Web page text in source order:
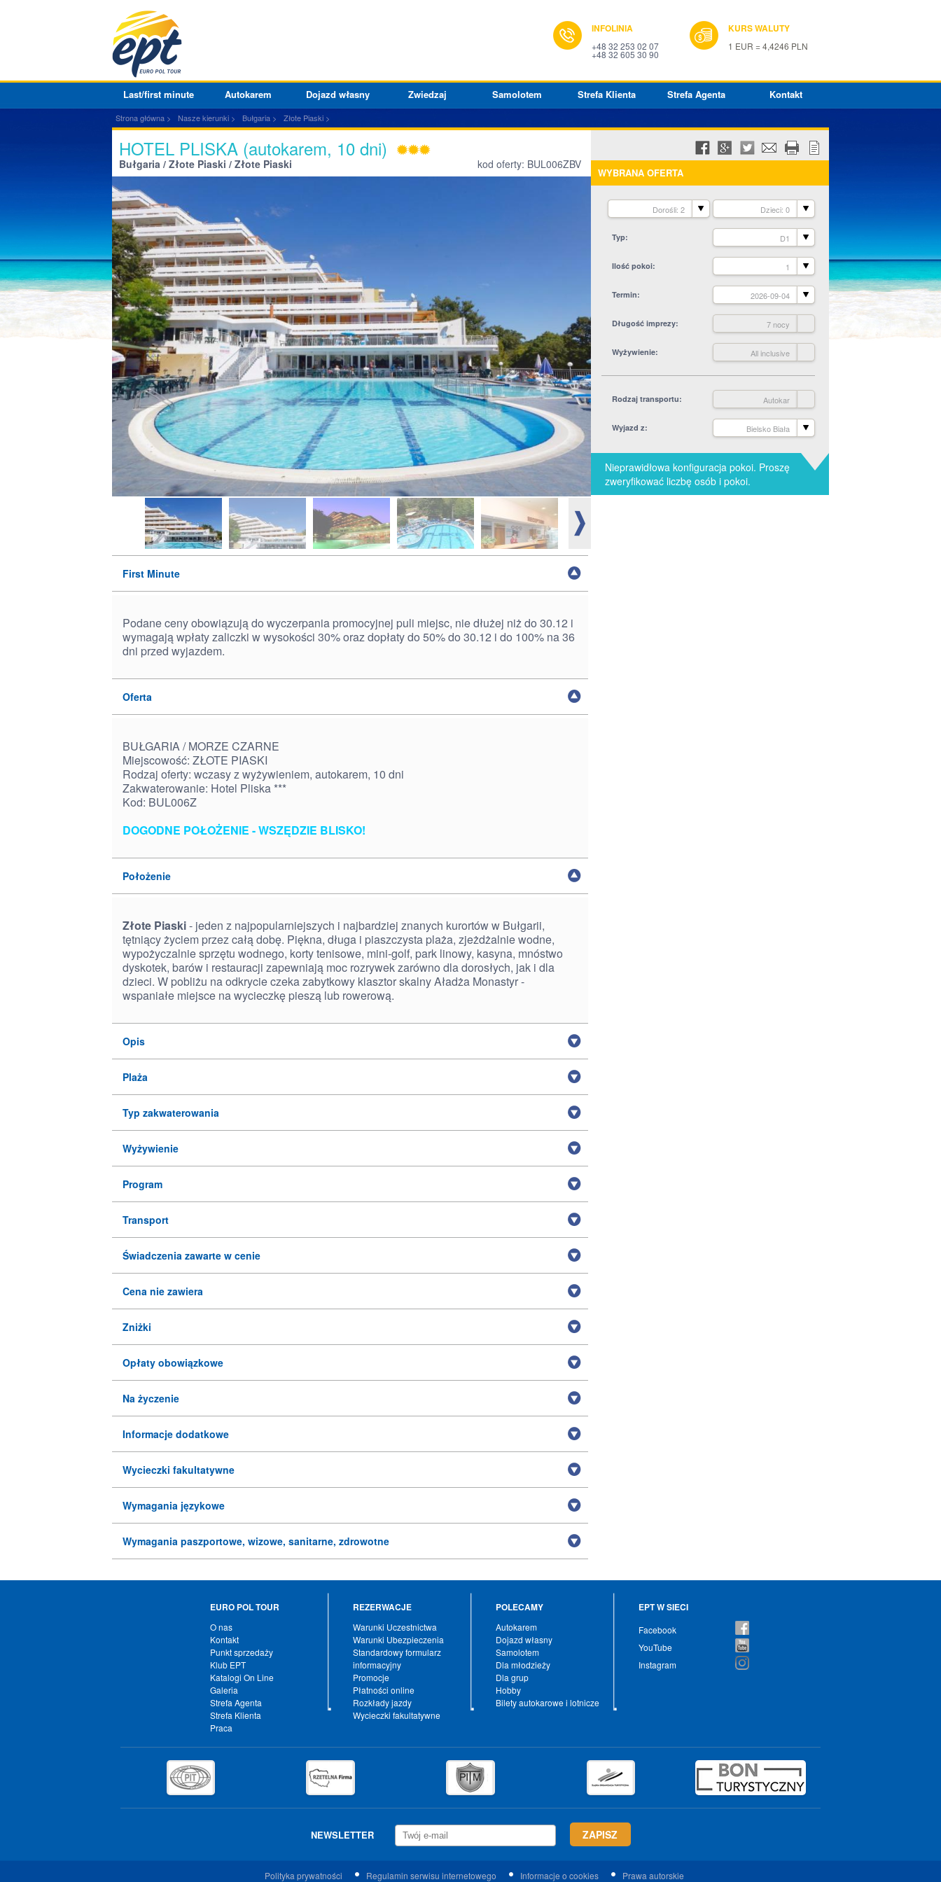
INFOLINIA
+48 32 253 02 07
+48 32 605 30 90
KURS WALUTY
1 EUR = 4,4246 PLN
Last/first minute Autokarem Dojazd własny Zwiedzaj Samolotem Strefa Klienta Strefa Agenta Kontakt
Strona główna Nasze kierunki Bułgaria Złote Piaski
HOTEL PLISKA (autokarem, 10 dni)
Bułgaria / Złote Piaski / Złote Piaski kod oferty: BUL006ZBV
WYBRANA OFERTA
Dorośli: 2 Dzieci: 0
Typ D1
Ilość pokoi 1
Termin 2026-09-04
Długość imprezy 7 nocy
Wyżywienie All inclusive
Rodzaj transportu Autokar
Wyjazd z Bielsko Biała
Nieprawidłowa konfiguracja pokoi. Proszę
zweryfikować liczbę osób i pokoi.
First Minute
Podane ceny obowiązują do wyczerpania promocyjnej puli miejsc, nie dłużej niż do 30.12 i
wymagają wpłaty zaliczki w wysokości 30% oraz dopłaty do 50% do 30.12 i do 100% na 36
dni przed wyjazdem.
Oferta
BUŁGARIA / MORZE CZARNE
Miejscowość: ZŁOTE PIASKI
Rodzaj oferty: wczasy z wyżywieniem, autokarem, 10 dni
Zakwaterowanie: Hotel Pliska ***
Kod: BUL006Z
DOGODNE POŁOŻENIE - WSZĘDZIE BLISKO!
Położenie
Złote Piaski- jeden z najpopularniejszych i najbardziej znanych kurortów w Bułgarii,
tętniący życiem przez całą dobę. Piękna, długa i piaszczysta plaża, zjeżdżalnie wodne,
wypożyczalnie sprzętu wodnego, korty tenisowe, mini-golf, park linowy, kasyna, mnóstwo
dyskotek, barów i restauracji zapewniają moc rozrywek zarówno dla dorosłych, jak i dla
dzieci. W pobliżu na odkrycie czeka zabytkowy klasztor skalny Aładża Monastyr -
wspaniałe miejsce na wycieczkę pieszą lub rowerową.
Opis
Plaża
Typ zakwaterowania
Wyżywienie
Program
Transport
Świadczenia zawarte w cenie
Cena nie zawiera
Zniżki
Opłaty obowiązkowe
Na życzenie
Informacje dodatkowe
Wycieczki fakultatywne
Wymagania językowe
Wymagania paszportowe, wizowe, sanitarne, zdrowotne
EURO POL TOUR
O nas
Kontakt
Punkt sprzedaży
Klub EPT
Katalogi On Line
Galeria
Strefa Agenta
Strefa Klienta
Praca
REZERWACJE
Warunki Uczestnictwa
Warunki Ubezpieczenia
Standardowy formularz
informacyjny
Promocje
Płatności online
Rozkłady jazdy
Wycieczki fakultatywne
POLECAMY
Autokarem
Dojazd własny
Samolotem
Dla młodzieży
Dla grup
Hobby
Bilety autokarowe i lotnicze
EPT W SIECI
Facebook
YouTube
Instagram
NEWSLETTER
Polityka prywatności Regulamin serwisu internetowego Informacje o cookies Prawa autorskie